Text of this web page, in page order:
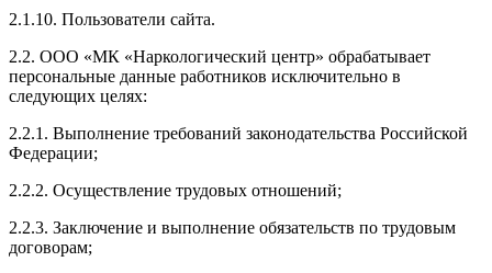
2.1.10. Пользователи сайта.
2.2. ООО «МК «Наркологический центр» обрабатывает
персональные данные работников исключительно в
следующих целях:
2.2.1. Выполнение требований законодательства Российской
Федерации;
2.2.2. Осуществление трудовых отношений;
2.2.3. Заключение и выполнение обязательств по трудовым
договорам;